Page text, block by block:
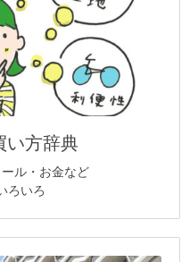
い方辞典
ル・お金など
ろいろ